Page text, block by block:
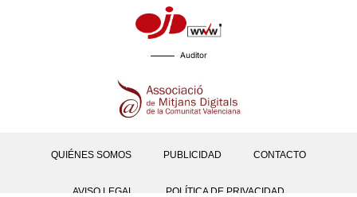
Auditor
QUIÉNES SOMOS PUBLICIDAD CONTACTO
AVISO LEGAL POLÍTICA DE PRIVACIDAD